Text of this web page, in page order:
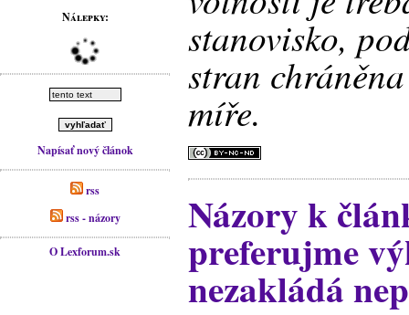
Nálepky:
Napísať nový článok
rss
rss - názory
O Lexforum.sk
stanovisko,
stran
míře.
Názory k
preferujme
nezakládá